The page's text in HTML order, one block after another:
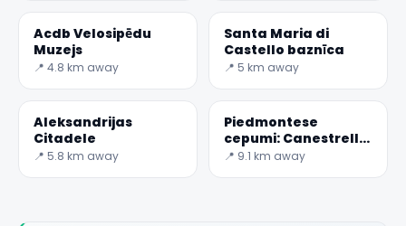
nospiedumu
Acdb Velosipēdu
Muzejs
📍 4.8 km away
Santa Maria di
Castello baznīca
📍 5 km away
Aleksandrijas
Citadele
📍 5.8 km away
Piedmontese
cepumi: Canestrello
novese
📍 9.1 km away